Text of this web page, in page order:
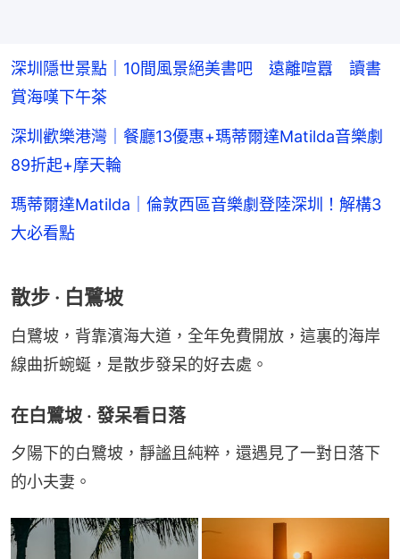
深圳隱世景點｜10間風景絕美書吧 遠離喧囂 讀書
賞海嘆下午茶
深圳歡樂港灣｜餐廳13優惠+瑪蒂爾達Matilda音樂劇
89折起+摩天輪
瑪蒂爾達Matilda｜倫敦西區音樂劇登陸深圳！解構3
大必看點
散步 · 白鷺坡
白鷺坡，背靠濱海大道，全年免費開放，這裏的海岸
線曲折蜿蜒，是散步發呆的好去處。
在白鷺坡 · 發呆看日落
夕陽下的白鷺坡，靜謐且純粹，還遇見了一對日落下
的小夫妻。